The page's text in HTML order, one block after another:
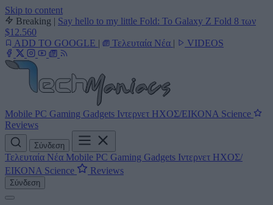
Skip to content
Breaking | Say hello to my little Fold: Το Galaxy Z Fold 8 των
$12.560
ADD TO GOOGLE | Τελευταία Νέα | VIDEOS
Mobile PC Gaming Gadgets Ιντερνετ ΗΧΟΣ/ΕΙΚΟΝΑ Science
Reviews
Σύνδεση
Τελευταία Νέα Mobile PC Gaming Gadgets Ιντερνετ ΗΧΟΣ/
ΕΙΚΟΝΑ Science Reviews
Σύνδεση